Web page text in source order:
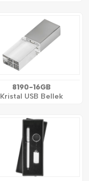
8190-16GB
Kristal USB Bellek